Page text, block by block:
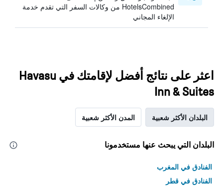
HotelsCombined من وكالات السفر التي تقدم خدمة
الإلغاء المجاني
اعثر على نتائج أفضل لإقامتك في Havasu
Inn & Suites
البلدان الأكثر شعبية المدن الأكثر شعبية
البلدان التي يبحث عنها مستخدمونا
الفنادق في المغرب
الفنادق في قطر